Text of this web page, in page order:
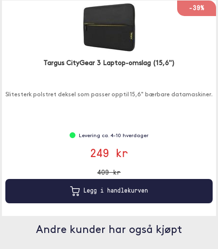
-39%
Targus CityGear 3 Laptop-omslag (15,6")
Slitesterk polstret deksel som passer opptil 15,6" bærbare datamaskiner.
Levering ca. 4-10 hverdager
249 kr
409 kr
Legg i handlekurven
Andre kunder har også kjøpt